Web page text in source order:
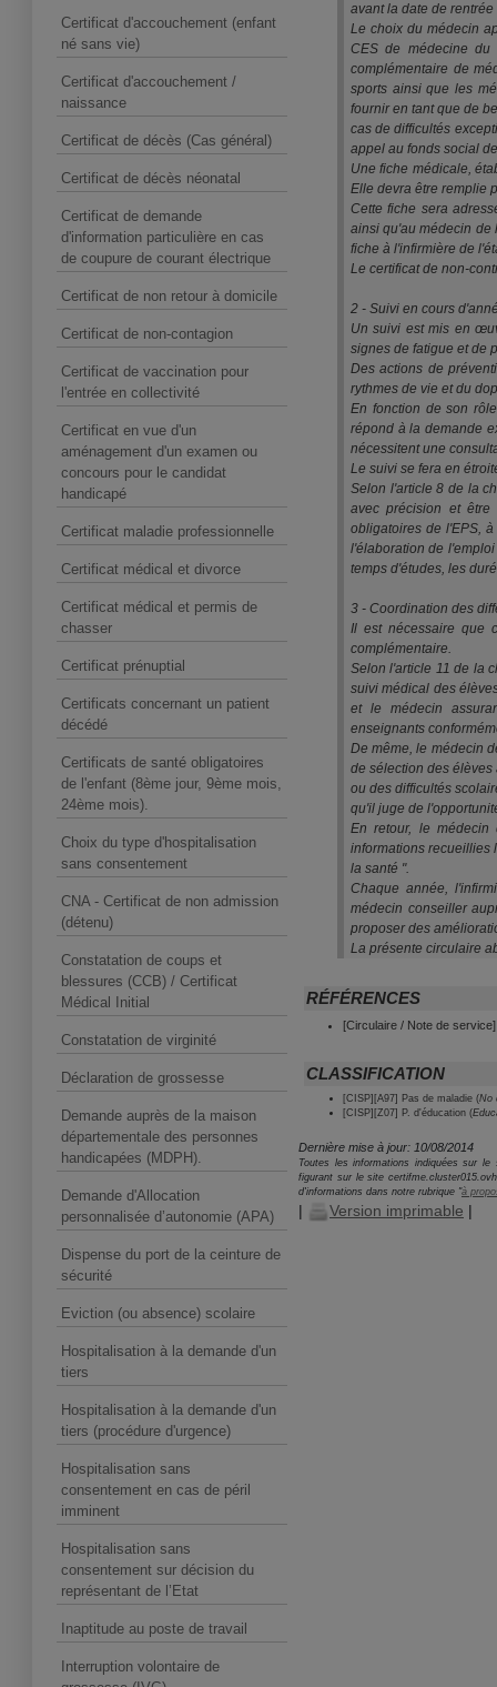
Certificat d'accouchement (enfant
né sans vie)
Certificat d'accouchement /
naissance
Certificat de décès (Cas général)
Certificat de décès néonatal
Certificat de demande
d'information particulière en cas
de coupure de courant électrique
Certificat de non retour à domicile
Certificat de non-contagion
Certificat de vaccination pour
l'entrée en collectivité
Certificat en vue d'un
aménagement d'un examen ou
concours pour le candidat
handicapé
Certificat maladie professionnelle
Certificat médical et divorce
Certificat médical et permis de
chasser
Certificat prénuptial
Certificats concernant un patient
décédé
Certificats de santé obligatoires
de l'enfant (8ème jour, 9ème mois,
24ème mois).
Choix du type d'hospitalisation
sans consentement
CNA - Certificat de non admission
(détenu)
Constatation de coups et
blessures (CCB) / Certificat
Médical Initial
Constatation de virginité
Déclaration de grossesse
Demande auprès de la maison
départementale des personnes
handicapées (MDPH).
Demande d'Allocation
personnalisée d’autonomie (APA)
Dispense du port de la ceinture de
sécurité
Eviction (ou absence) scolaire
Hospitalisation à la demande d'un
tiers
Hospitalisation à la demande d'un
tiers (procédure d'urgence)
Hospitalisation sans
consentement en cas de péril
imminent
Hospitalisation sans
consentement sur décision du
représentant de l’Etat
Inaptitude au poste de travail
Interruption volontaire de
avant la date de
Le choix du médecin
CES de médecine
complémentaire de
sports ainsi que les
fournir en tant que de
cas de difficultés
appel au fonds social
Une fiche médicale,
Elle devra être remplie
Cette fiche sera
ainsi qu'au médecin de
fiche à l'infirmière de
Le certificat de non-
2 - Suivi en cours
Un suivi est mis en
signes de fatigue et de
Des actions de
rythmes de vie et du
En fonction de son
répond à la demande
nécessitent une
Le suivi se fera en
Selon l'article 8 de la
avec précision et être
obligatoires de l'EPS,
l'élaboration de
temps d'études, les
3 - Coordination des
Il est nécessaire que
complémentaire.
Selon l'article 11 de la
suivi médical des
et le médecin
enseignants
De même, le médecin
de sélection des
ou des difficultés
qu'il juge de
En retour, le médecin
informations recueillies
la santé ".
Chaque année,
médecin conseiller
proposer des
La présente circulaire
RÉFÉRENCES
[Circulaire / Note de
CLASSIFICATION
[CISP][A97] Pas de maladie (No
[CISP][Z07] P. d'éducation (
Dernière mise à jour: 10/08/2014
Toutes les informations indiquées sur
figurant sur le site
d'informations dans notre rubrique "à
| Version imprimable |